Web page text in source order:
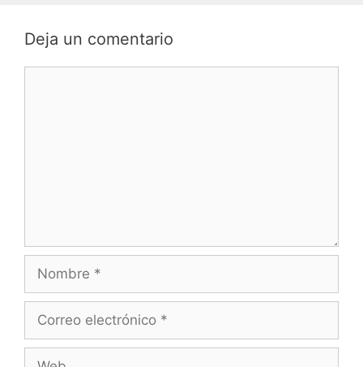
Deja un comentario
electrónico